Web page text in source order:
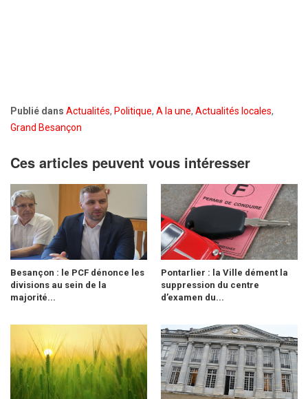
Publié dans Actualités, Politique, A la une, Actualités locales,
Grand Besançon
Ces articles peuvent vous intéresser
Besançon : le PCF dénonce les
divisions au sein de la
majorité...
Pontarlier : la Ville dément la
suppression du centre
d’examen du...